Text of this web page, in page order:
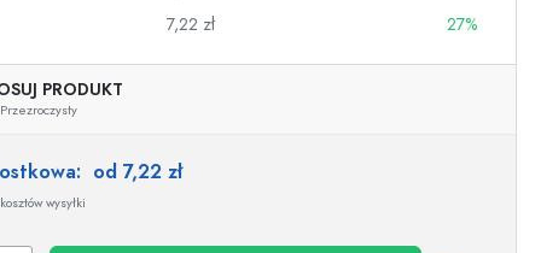
7,22 zł 27%
PRODUKT
Przezroczysty
od 7,22 zł
wysyłki